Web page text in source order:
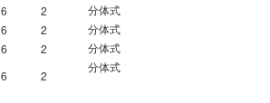
6 2 分体式
6 2 分体式
6 2 分体式
6 2 分体式